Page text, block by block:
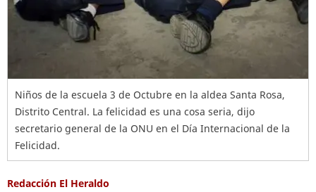
Niños de la escuela 3 de Octubre en la aldea Santa Rosa,
Distrito Central. La felicidad es una cosa seria, dijo
secretario general de la ONU en el Día Internacional de la
Felicidad.
Redacción El Heraldo